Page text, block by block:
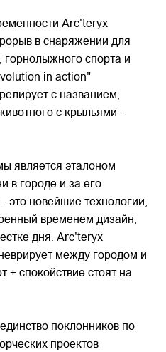
Arc'teryx
в снаряжении для
горнолыжного спорта и
in action"
с названием,
с крыльями –
является эталоном
в городе и за его
новейшие технологии,
временем дизайн,
дня. Arc'teryx
между городом и
+ спокойствие стоят на
поклонников по
проектов